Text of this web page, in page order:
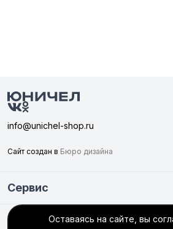
info@unichel-shop.ru
Сайт создан в Бюро дизайна
Сервис
ПокупателюОставаясь на сайте, вы